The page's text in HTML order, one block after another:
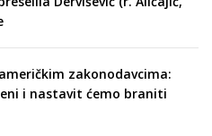
zakonodavcima:
i nastavit ćemo braniti